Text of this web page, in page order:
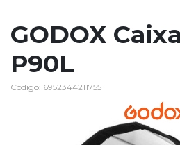
GODOX
P90L
Código: 6952344211755